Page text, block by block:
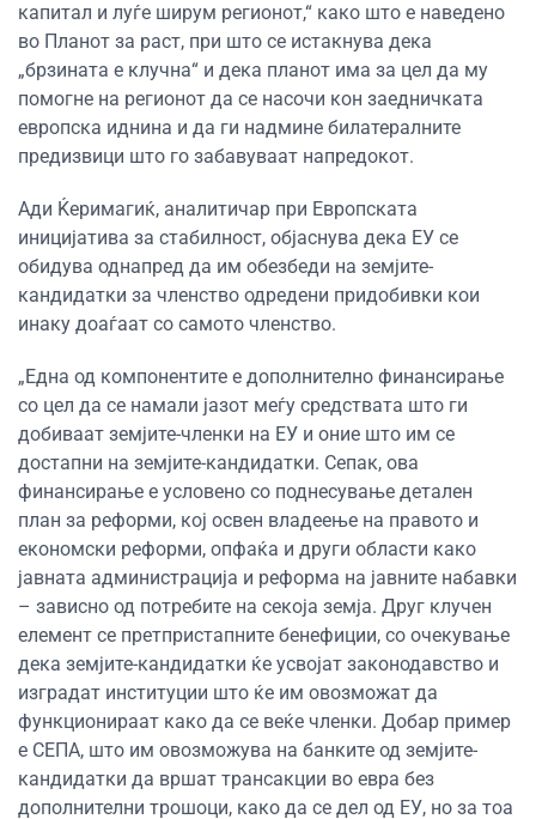
капитал и луѓе ширум регионот,“ како што е наведено
во Планот за раст, при што се истакнува дека
„брзината е клучна“ и дека планот има за цел да му
помогне на регионот да се насочи кон заедничката
европска иднина и да ги надмине билатералните
предизвици што го забавуваат напредокот.
Ади Ќеримагиќ, аналитичар при Европската
иницијатива за стабилност, објаснува дека ЕУ се
обидува однапред да им обезбеди на земјите-
кандидатки за членство одредени придобивки кои
инаку доаѓаат со самото членство.
„Една од компонентите е дополнително финансирање
со цел да се намали јазот меѓу средствата што ги
добиваат земјите-членки на ЕУ и оние што им се
достапни на земјите-кандидатки. Сепак, ова
финансирање е условено со поднесување детален
план за реформи, кој освен владеење на правото и
економски реформи, опфаќа и други области како
јавната администрација и реформа на јавните набавки
– зависно од потребите на секоја земја. Друг клучен
елемент се претпристапните бенефиции, со очекување
дека земјите-кандидатки ќе усвојат законодавство и
изградат институции што ќе им овозможат да
функционираат како да се веќе членки. Добар пример
е СЕПА, што им овозможува на банките од земјите-
кандидатки да вршат трансакции во евра без
дополнителни трошоци, како да се дел од ЕУ, но за тоа